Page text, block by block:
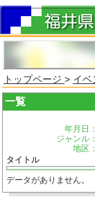
トップページ > イベ
一覧
年月日：
ジャンル：
地区：
タイトル
データがありません。